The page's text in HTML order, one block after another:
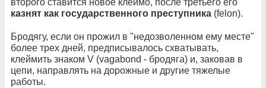
второго ставится новое клеймо, после третьего его
казнят как государственного преступника (felon).
Бродягу, если он прожил в "недозволенном ему месте"
более трех дней, предписывалось схватывать,
клеймить знаком V (vagabond - бродяга) и, заковав в
цепи, направлять на дорожные и другие тяжелые
работы.